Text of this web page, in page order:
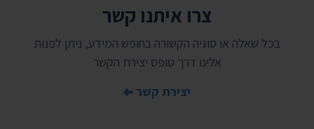
צרו איתנו קשר
בכל שאלה או סוגיה הקשורה בחופש המידע, ניתן לפנות
אלינו דרך טופס יצירת הקשר
יצירת קשר